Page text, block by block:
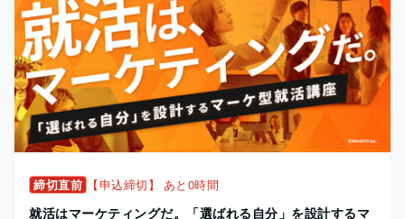
締切直前 【申込締切】 あと0時間
就活はマーケティングだ。「選ばれる自分」を設計するマ